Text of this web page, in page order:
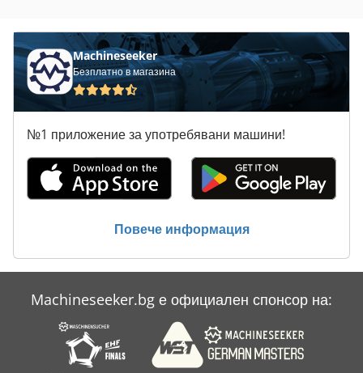
Machineseeker
Безплатно в магазина
№1 приложение за употребявани машини!
Повече информация
Machineseeker.bg е официален спонсор на: